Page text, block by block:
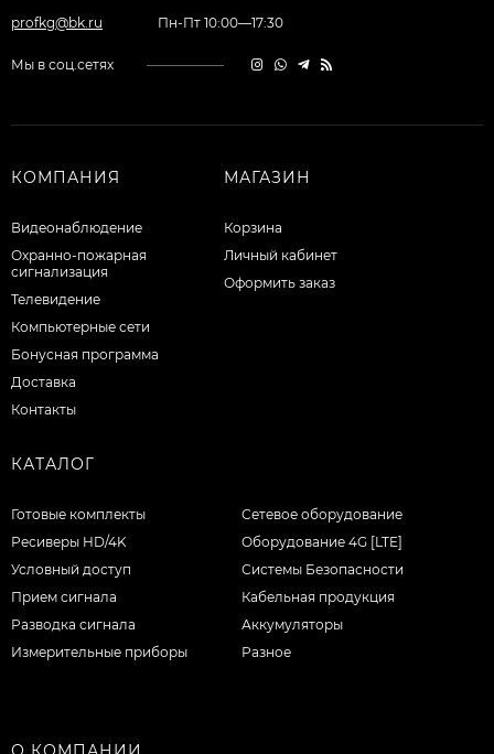
profkg@bk.ru Пн-Пт 10:00—17:30
Мы в соц.сетях
КОМПАНИЯ
Видеонаблюдение
Охранно-пожарная
сигнализация
Телевидение
Компьютерные сети
Бонусная программа
Доставка
Контакты
МАГАЗИН
Корзина
Личный кабинет
Оформить заказ
КАТАЛОГ
Готовые комплекты
Ресиверы HD/4K
Условный доступ
Прием сигнала
Разводка сигнала
Измерительные приборы
Сетевое оборудование
Оборудование 4G [LTE]
Системы Безопасности
Кабельная продукция
Аккумуляторы
Разное